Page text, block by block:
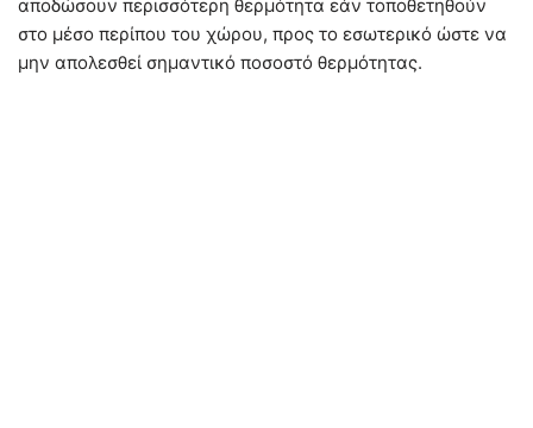
αποδώσουν περισσότερη θερμότητα εάν τοποθετηθούν
στο μέσο περίπου του χώρου, προς το εσωτερικό ώστε να
μην απολεσθεί σημαντικό ποσοστό θερμότητας.